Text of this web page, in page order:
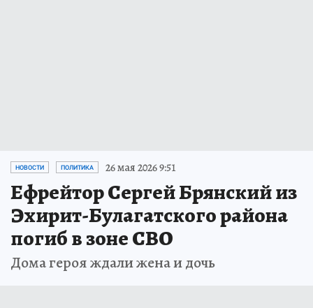
НОВОСТИ ПОЛИТИКА 26 мая 2026 9:51
Ефрейтор Сергей Брянский из
Эхирит-Булагатского района
погиб в зоне СВО
Дома героя ждали жена и дочь